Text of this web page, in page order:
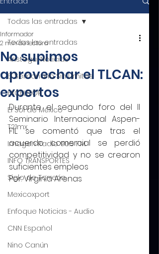
Todas las entradas
Aristegui Noticias
El Semanario Sin Límites
EXCELSIOR
El Sol de México
T21mx
Imagen Radio 90.5 F.M.
INFO TRANSPORTES
Siglo de Torreón
Mexicoxport
Enfoque Noticias - Audio
CNN Español
Nino Canún
Todas las entradas
No supimos
aprovechar el TLCAN:
expertos
Informador
2 min de lectura
Durante el segundo foro del II
Seminario Internacional Aspen-
FIL se comentó que tras el
acuerdo comercial se perdió
competitividad y no se crearon
suficientes empleos
Por: Virginia Arenas